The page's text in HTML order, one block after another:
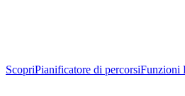
ScopriPianificatore di percorsiFunzioni